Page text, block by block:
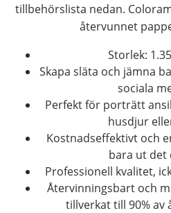
tillbehörslista nedan.
återvunnet
Storlek:
Skapa släta och jämna
sociala
Perfekt för porträtt
husdjur
Kostnadseffektivt och
bara ut det
Professionell kvalitet,
Återvinningsbart och
tillverkat till 90%